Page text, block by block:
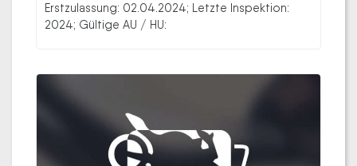
Erstzulassung: 02.04.2024; Letzte Inspektion:
2024; Gültige AU / HU: